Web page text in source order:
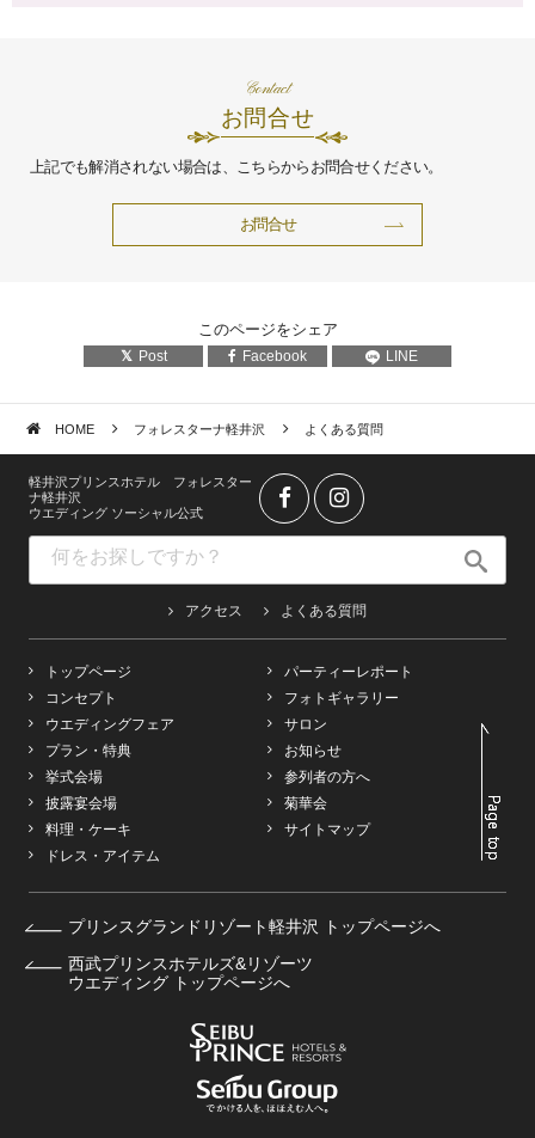
Contact
お問合せ
上記でも解消されない場合は、こちらからお問合せください。
お問合せ
このページをシェア
Post Facebook LINE
HOME フォレスターナ軽井沢 よくある質問
軽井沢プリンスホテル フォレスター
ナ軽井沢
ウエディング ソーシャル公式
アクセス よくある質問
トップページ
コンセプト
ウエディングフェア
プラン・特典
挙式会場
披露宴会場
料理・ケーキ
ドレス・アイテム
パーティーレポート
フォトギャラリー
サロン
お知らせ
参列者の方へ
菊華会
サイトマップ
プリンスグランドリゾート軽井沢 トップページへ
西武プリンスホテルズ&リゾーツ
ウエディング トップページへ